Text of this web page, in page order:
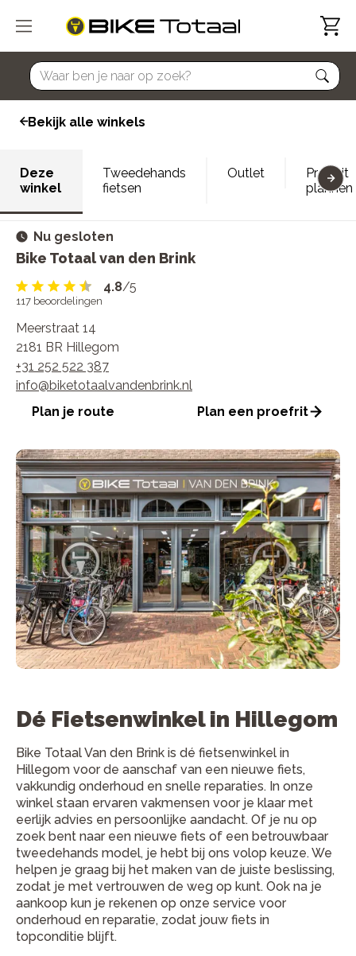
home
Bekijk alle winkels
Deze
winkel
Tweedehands
fietsen
Outlet
Proefrit
plannen
Nu gesloten
Bike Totaal van den Brink
4.8/5
117 beoordelingen
Meerstraat 14
2181 BR Hillegom
+31 252 522 387
info@biketotaalvandenbrink.nl
Plan je route
Plan een proefrit
Dé Fietsenwinkel in Hillegom
Bike Totaal Van den Brink is dé fietsenwinkel in
Hillegom voor de aanschaf van een nieuwe fiets,
vakkundig onderhoud en snelle reparaties. In onze
winkel staan ervaren vakmensen voor je klaar met
eerlijk advies en persoonlijke aandacht. Of je nu op
zoek bent naar een nieuwe fiets of een betrouwbaar
tweedehands model, je hebt bij ons volop keuze. We
helpen je graag bij het maken van de juiste beslissing,
zodat je met vertrouwen de weg op kunt. Ook na je
aankoop kun je rekenen op onze service voor
onderhoud en reparatie, zodat jouw fiets in
topconditie blijft.